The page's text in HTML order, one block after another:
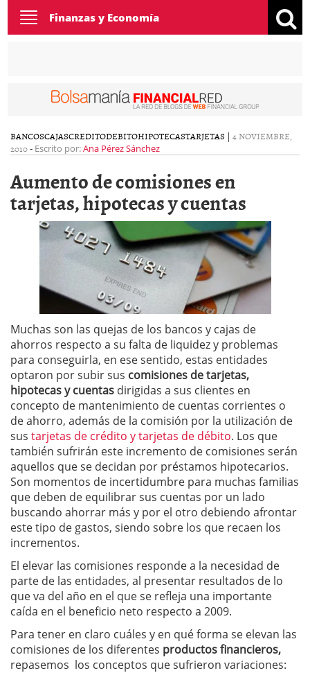
Toggle
navigation
Finanzas y Economía
BANCOSCAJASCREDITODEBITOHIPOTECASTARJETAS | 4 NOVIEMBRE,
2010- Escrito por:Ana Pérez Sánchez
Aumento de comisiones en
tarjetas, hipotecas y cuentas
Muchas son las quejas de los bancos y cajas de
ahorros respecto a su falta de liquidez y problemas
para conseguirla, en ese sentido, estas entidades
optaron por subir sus comisiones de tarjetas,
hipotecas y cuentas dirigidas a sus clientes en
concepto de mantenimiento de cuentas corrientes o
de ahorro, además de la comisión por la utilización de
sus tarjetas de crédito y tarjetas de débito. Los que
también sufrirán este incremento de comisiones serán
aquellos que se decidan por préstamos hipotecarios.
Son momentos de incertidumbre para muchas familias
que deben de equilibrar sus cuentas por un lado
buscando ahorrar más y por el otro debiendo afrontar
este tipo de gastos, siendo sobre los que recaen los
incrementos.
El elevar las comisiones responde a la necesidad de
parte de las entidades, al presentar resultados de lo
que va del año en el que se refleja una importante
caída en el beneficio neto respecto a 2009.
Para tener en claro cuáles y en qué forma se elevan las
comisiones de los diferentes productos financieros,
repasemos los conceptos que sufrieron variaciones: